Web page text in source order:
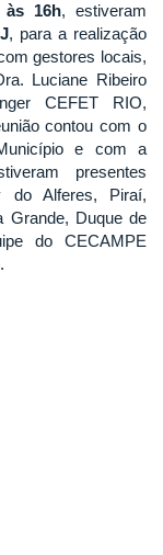
às 16h, estiveram
, para a realização
gestores locais,
Luciane Ribeiro
CEFET RIO,
contou com o
e com a
presentes
do Alferes, Piraí,
Grande, Duque de
do CECAMPE